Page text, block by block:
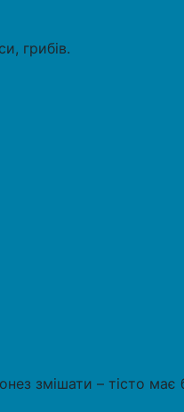
грибів.
змішати – тісто має